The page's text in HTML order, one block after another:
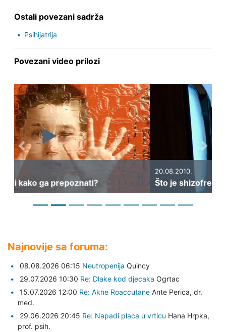
Ostali povezani sadrža
Psihijatrija
Povezani video prilozi
20.08.2010.
Što je shizofrenija i kako se prepoznaje?
Previous Next
Najnovije sa foruma:
08.08.2026 06:15 Neutropenija Quincy
29.07.2026 10:30 Re: Dlake kod djecaka Ogrtac
15.07.2026 12:00 Re: Akne Roaccutane Ante Perica, dr.
med.
29.06.2026 20:45 Re: Napadi placa u vrticu Hana Hrpka,
prof. psih.